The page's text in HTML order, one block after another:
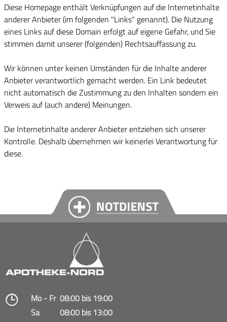
Diese Homepage enthält Verknüpfungen auf die Internetinhalte
anderer Anbieter (im folgenden "Links" genannt). Die Nutzung
eines Links auf diese Domain erfolgt auf eigene Gefahr, und Sie
stimmen damit unserer (folgenden) Rechtsauffassung zu.
Wir können unter keinen Umständen für die Inhalte anderer
Anbieter verantwortlich gemacht werden. Ein Link bedeutet
nicht automatisch die Zustimmung zu den Inhalten sondern ein
Verweis auf (auch andere) Meinungen.
Die Internetinhalte anderer Anbieter entziehen sich unserer
Kontrolle. Deshalb übernehmen wir keinerlei Verantwortung für
diese.
Mo - Fr 08:00 bis 19:00
Sa
08:00 bis 13:00